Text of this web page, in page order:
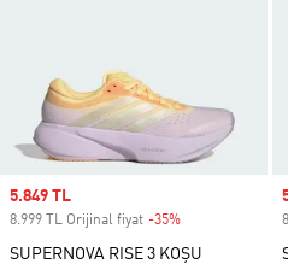
Sale price
5.849 TL
8.999 TL Orijinal fiyat -35%
SUPERNOVA RISE 3 KOŞU